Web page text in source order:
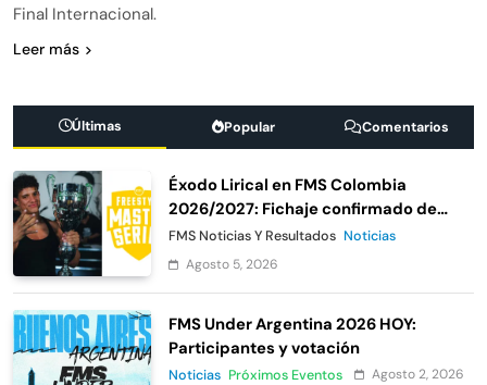
Final Internacional.
Leer más
Últimas Popular Comentarios
Éxodo Lirical en FMS Colombia
2026/2027: Fichaje confirmado de
Urban Roosters
FMS Noticias Y Resultados Noticias
Agosto 5, 2026
FMS Under Argentina 2026 HOY:
Participantes y votación
Noticias Próximos Eventos Agosto 2, 2026